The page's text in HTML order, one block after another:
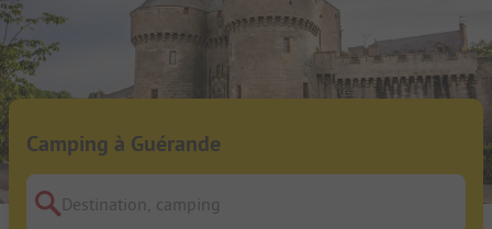
Camping à Guérande
Destination, camping